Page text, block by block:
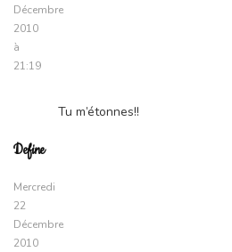
Décembre
2010
à
21:19
Define
Mercredi
22
Décembre
2010
Tu m’étonnes!!